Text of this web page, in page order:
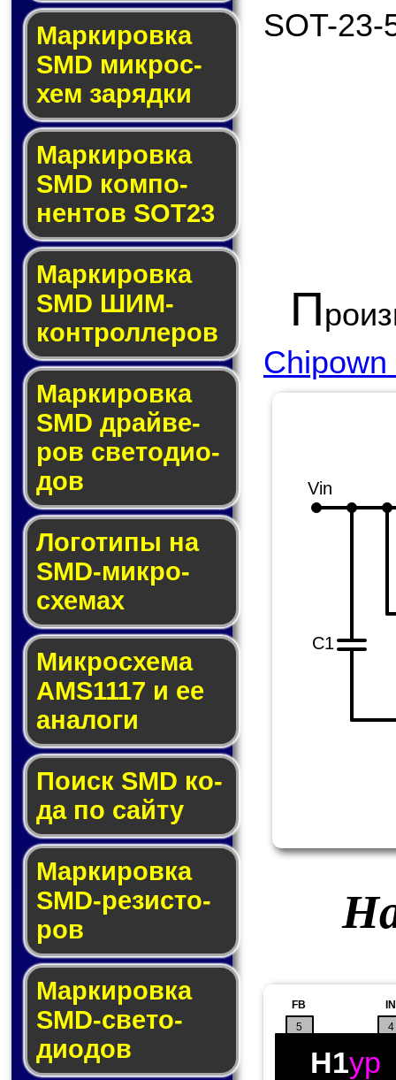
Маркировка
SMD мик­рос­
хем за­ряд­ки
Маркировка
SMD ком­по­
нен­тов SOT23
Маркировка
SMD ШИМ-
кон­трол­ле­ров
Маркировка
SMD драй­ве­
ров све­то­ди­о­
дов
Логотипы на
SMD-мик­ро­
схе­мах
Микросхема
AMS1117 и ее
ана­ло­ги
Поиск SMD ко­
да по сай­ту
Маркировка
SMD-ре­зис­то­
ров
Маркировка
SMD-све­то­
дио­дов
SOT-23-
П
C1
Vin
4
IN
5
FB
H1yp